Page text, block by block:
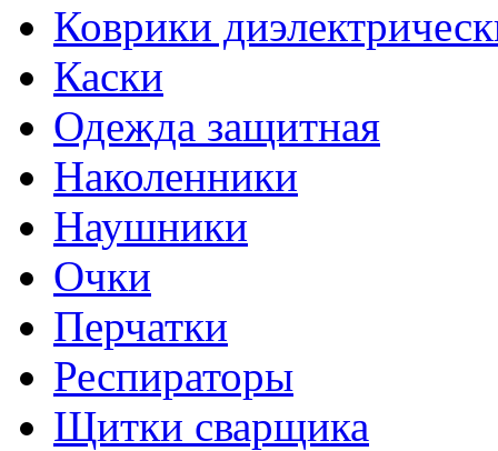
Коврики
Каски
Одежда защитная
Наколенники
Наушники
Очки
Перчатки
Респираторы
Щитки сварщика